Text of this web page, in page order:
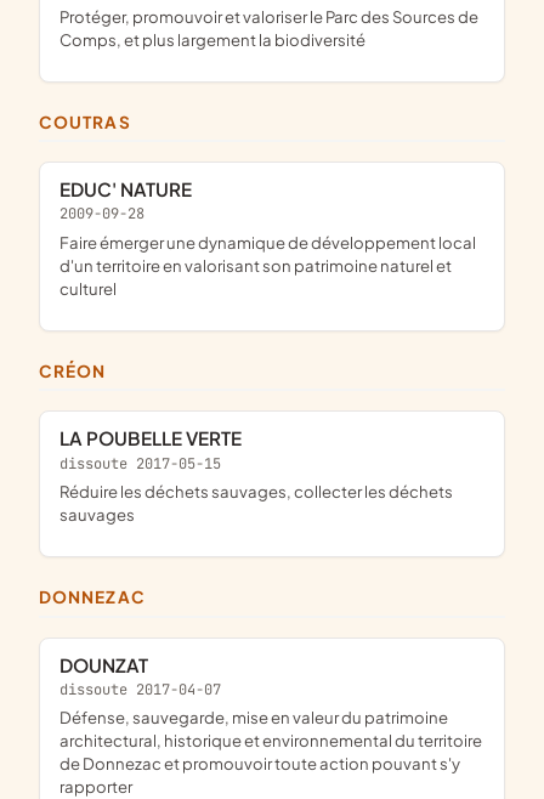
protéger, promouvoir et valoriser le Parc des Sources de
Comps, et plus largement la biodiversité
COUTRAS
EDUC' NATURE
2009-09-28
faire émerger une dynamique de développement local
d'un territoire en valorisant son patrimoine naturel et
culturel
CRÉON
LA POUBELLE VERTE
dissoute 2017-05-15
réduire les déchets sauvages, collecter les déchets
sauvages
DONNEZAC
DOUNZAT
dissoute 2017-04-07
défense, sauvegarde, mise en valeur du patrimoine
architectural, historique et environnemental du territoire
de Donnezac et promouvoir toute action pouvant s'y
rapporter